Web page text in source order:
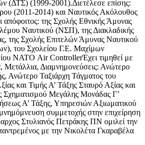
(ΔΤΣ) (1999-2001).Διετέλεσε επίσης:
(2011-2014) και Ναυτικός Ακόλουθος
της Σχολής Εθνικής Άμυνας
Ναυτικού (ΝΣΠ), της Διακλαδικής
της Σχολής Επιτελών Άμυνας Ναυτικού
του Σχολείου Γ.Ε. Μαχίμων
ΝΑΤΟ Air ControllerΈχει τιμηθεί με
Διαμνημονεύσεις: Ανώτερο
Ανώτερο Ταξιάρχη Τάγματος του
και Τιμής Α’ Τάξης Σταυρό Αξίας και
Σχηματισμού Μεγάλης Μονάδας Γ’
Α’ Τάξης, Υπηρεσιών Αξιωματικού
συμμετοχής στην επιχείρηση
Στυλιανός Πετράκης ΠΝ ομιλεί την
με την Νικολέτα Γκαραβέλα